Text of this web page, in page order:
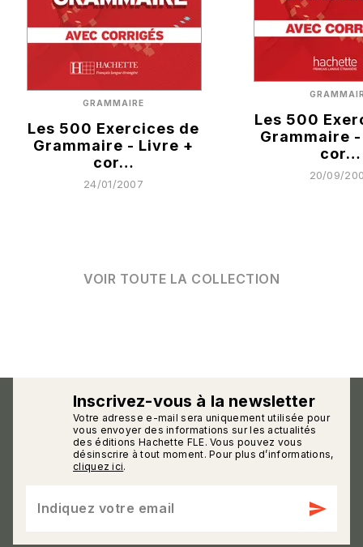
GRAMMAIRE
Les 500 Exercices de
Grammaire - Livre +
cor…
24/01/2007
Les 500
Grammaire
cor…
20/09/
VOIR TOUTE LA COLLECTION
Inscrivez-vous à la newsletter
Votre adresse e-mail sera uniquement utilisée pour
vous envoyer des informations sur les actualités
des éditions Hachette FLE. Vous pouvez vous
désinscrire à tout moment. Pour plus d’informations,
cliquez ici.
Indiquez votre email send